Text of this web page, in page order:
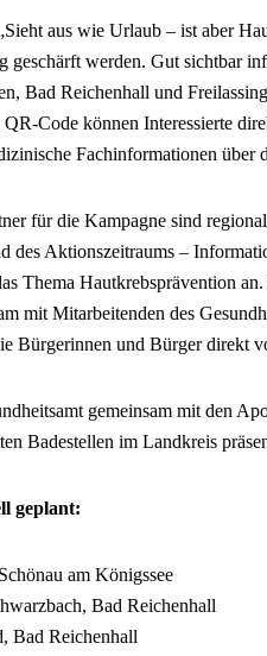
aus wie Urlaub – ist aber
geschärft werden. Gut sichtbar
Bad Reichenhall und
Code können Interessierte
Fachinformationen über
für die Kampagne sind
des Aktionszeitraums –
Thema Hautkrebsprävention
mit Mitarbeitenden des
Bürgerinnen und Bürger direkt
gemeinsam mit den
Badestellen im Landkreis
geplant:
am Königssee
Bad Reichenhall
Bad Reichenhall